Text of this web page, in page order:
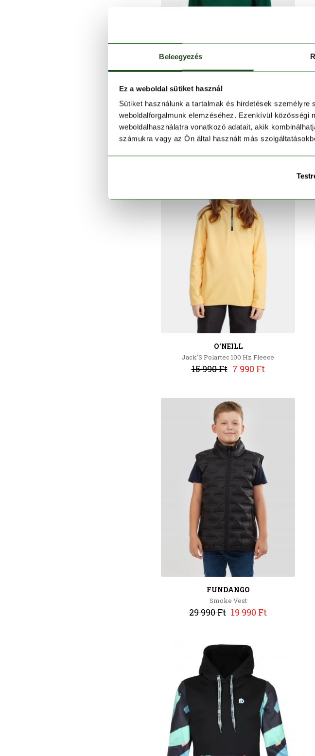
Beleegyezés
Ez a weboldal sütiket használ
Sütiket használunk a tartalmak és hirdetések
weboldalforgalmunk elemzéséhez. Ezenkívül közösségi
weboldalhasználatra vonatkozó adatait, akik
számukra vagy az Ön által használt más
O'NEILL
FWC'Cruz Jack's Polartec HZ Fleece
17 990 Ft 12 590 Ft
O'NEILL
Jack'S Polartec 100 Hz Fleece
15 990 Ft 7 990 Ft
FUNDANGO
Smoke Vest
29 990 Ft 19 990 Ft